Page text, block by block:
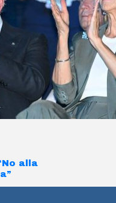
alla